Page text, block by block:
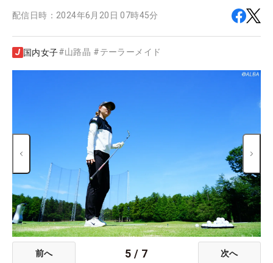
配信日時： 2024年6月20日 07時45分
国内女子#山路晶 #テーラーメイド
前へ 5 / 7 次へ